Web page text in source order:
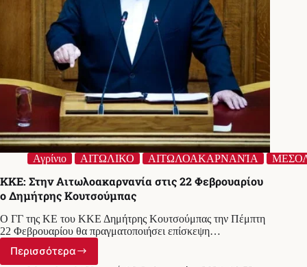
Αγρίνιο ΑΙΤΩΛΙΚΟ ΑΙΤΩΛΟΑΚΑΡΝΑΝΊΑ
KKE: Στην Αιτωλοακαρνανία στις 22 Φεβρουαρίου
ο Δημήτρης Κουτσούμπας
Ο ΓΓ της ΚΕ του ΚΚΕ Δημήτρης Κουτσούμπας την Πέμπτη
22 Φεβρουαρίου θα πραγματοποιήσει επίσκεψη…
Περισσότερα
KKE: